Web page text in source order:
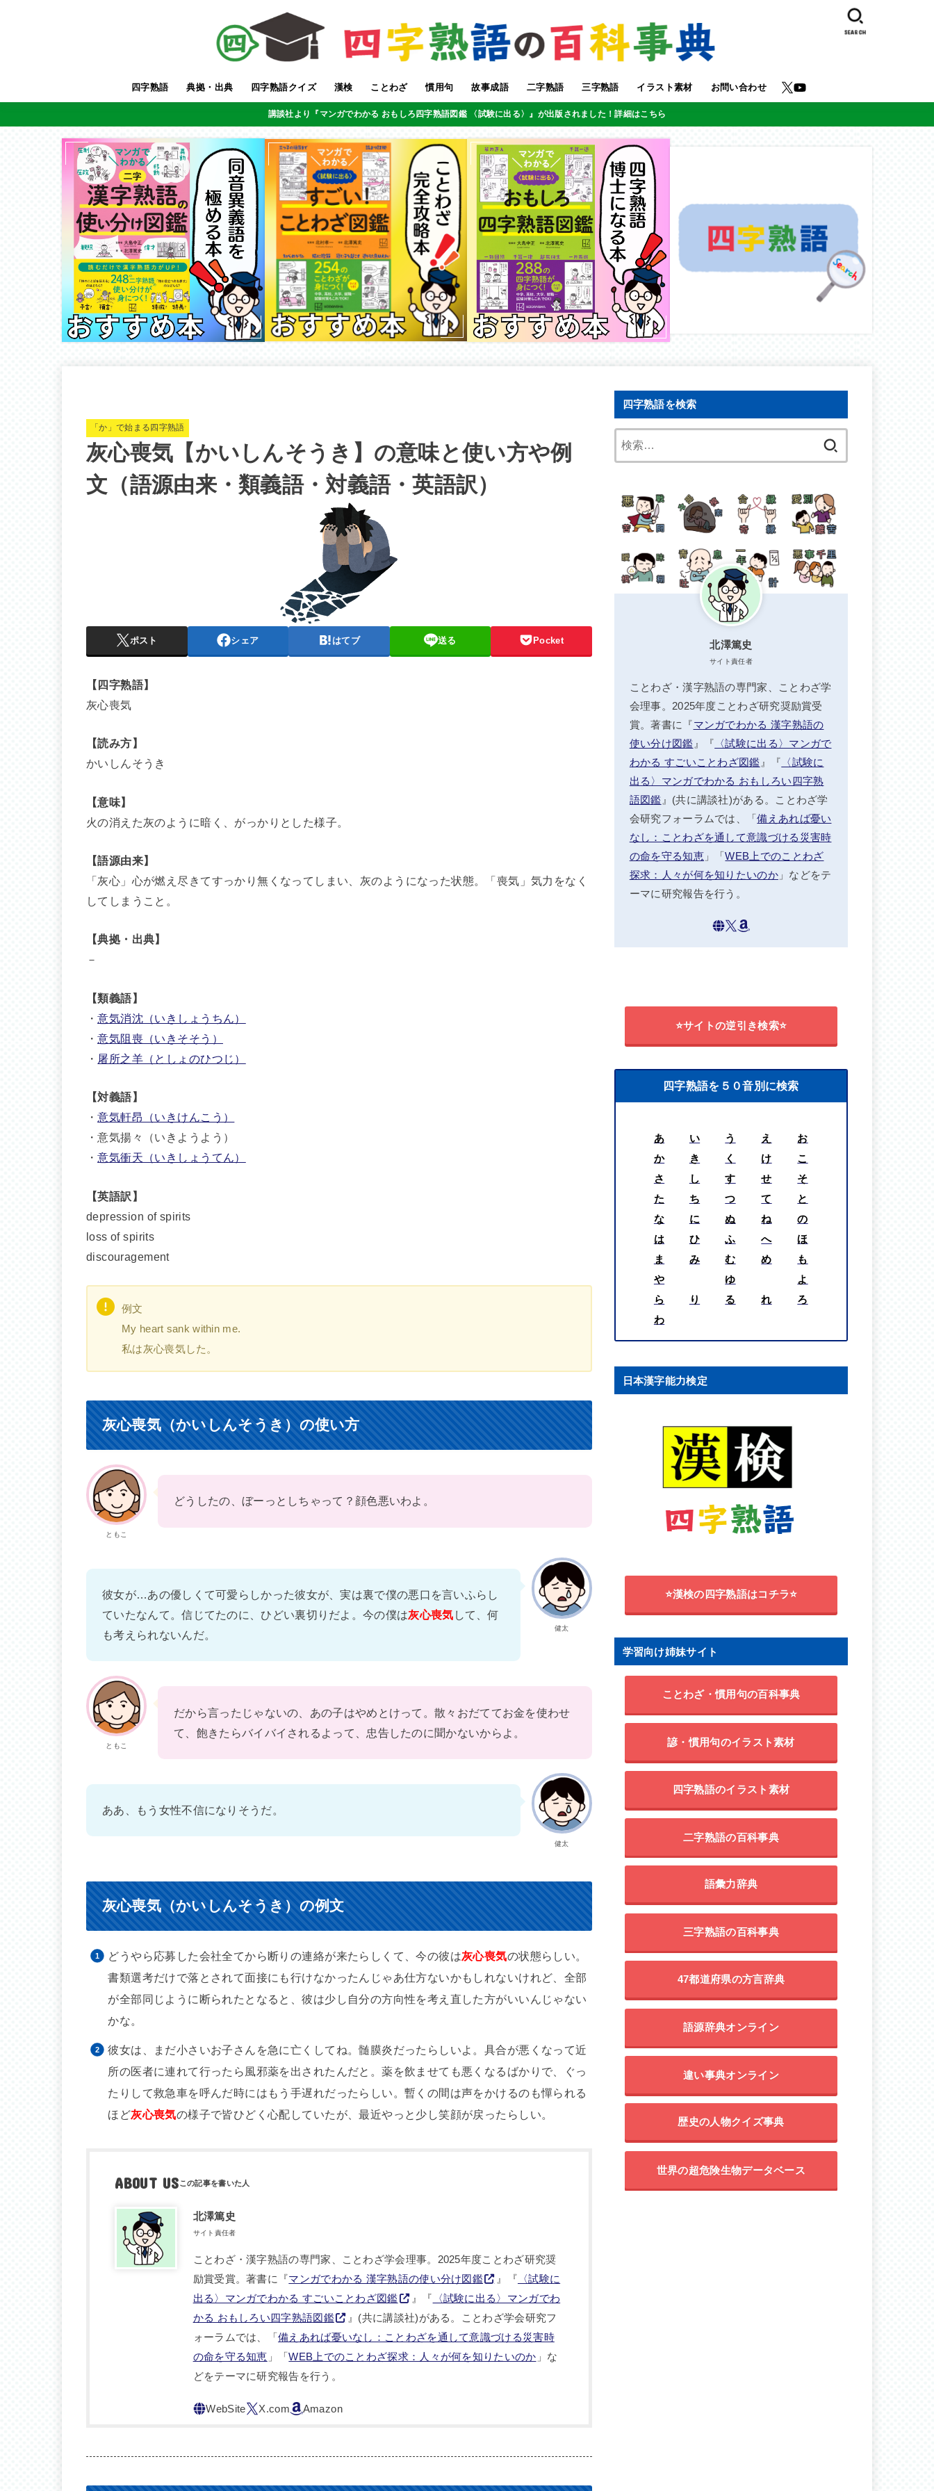
四字熟語 典拠・出典 四字熟語クイズ 漢検 ことわざ 慣用句 故事成語 二字熟語 三字熟語 イラスト素材 お問い合わせ
SEARCH
講談社より『マンガでわかる おもしろ四字熟語図鑑 〈試験に出る〉』が出版されました！詳細はこちら
「か」で始まる四字熟語
灰心喪気【かいしんそうき】の意味と使い方や例
文（語源由来・類義語・対義語・英語訳）
ポスト シェア はてブ 送る Pocket
【四字熟語】
灰心喪気
【読み方】
かいしんそうき
【意味】
火の消えた灰のように暗く、がっかりとした様子。
【語源由来】
「灰心」心が燃え尽きてすっかり無くなってしまい、灰のようになった状態。「喪気」気力をなく
してしまうこと。
【典拠・出典】
－
【類義語】
・意気消沈（いきしょうちん）
・意気阻喪（いきそそう）
・ 屠所之羊（としょのひつじ）
【対義語】
・意気軒昂（いきけんこう）
・意気揚々（いきようよう）
・意気衝天（いきしょうてん）
【英語訳】
depression of spirits
loss of spirits
discouragement
例文
My heart sank within me.
私は灰心喪気した。
灰心喪気（かいしんそうき）の使い方
ともこ
どうしたの、ぼーっとしちゃって？顔色悪いわよ。
健太
彼女が…あの優しくて可愛らしかった彼女が、実は裏で僕の悪口を言いふらし
ていたなんて。信じてたのに、ひどい裏切りだよ。今の僕は灰心喪気 して、何
も考えられないんだ。
ともこ
だから言ったじゃないの、あの子はやめとけって。散々おだててお金を使わせ
て、飽きたらバイバイされるよって、忠告したのに聞かないからよ。
健太
ああ、もう女性不信になりそうだ。
灰心喪気（かいしんそうき）の例文
どうやら応募した会社全てから断りの連絡が来たらしくて、今の彼は灰心喪気の状態らしい。
書類選考だけで落とされて面接にも行けなかったんじゃあ仕方ないかもしれないけれど、全部
が全部同じように断られたとなると、彼は少し自分の方向性を考え直した方がいいんじゃない
かな。
彼女は、まだ小さいお子さんを急に亡くしてね。髄膜炎だったらしいよ。具合が悪くなって近
所の医者に連れて行ったら風邪薬を出されたんだと。薬を飲ませても悪くなるばかりで、ぐっ
たりして救急車を呼んだ時にはもう手遅れだったらしい。暫くの間は声をかけるのも憚られる
ほど灰心喪気の様子で皆ひどく心配していたが、最近やっと少し笑顔が戻ったらしい。
ABOUT US
北澤篤史
サイト責任者
ことわざ・漢字熟語の専門家、ことわざ学会理事。2025年度ことわざ研究奨
励賞受賞。著書に『マンガでわかる 漢字熟語の使い分け図鑑 』『 〈試験に
出る〉マンガでわかる すごいことわざ図鑑
』『 〈試験に出る〉マンガでわ
かる おもしろい四字熟語図鑑
』(共に講談社)がある。ことわざ学会研究フ
ォーラムでは、「備えあれば憂いなし：ことわざを通して意識づける災害時
の命を守る知恵 」「WEB上でのことわざ探求：人々が何を知りたいのか 」な
どをテーマに研究報告を行う。
四字熟語を検索
北澤篤史
サイト責任者
ことわざ・漢字熟語の専門家、ことわざ学
会理事。2025年度ことわざ研究奨励賞受
賞。著書に『マンガでわかる 漢字熟語の
使い分け図鑑 』『 〈試験に出る〉マンガで
わかる すごいことわざ図鑑 』『 〈試験に
出る〉マンガでわかる おもしろい四字熟
語図鑑 』(共に講談社)がある。ことわざ学
会研究フォーラムでは、「備えあれば憂い
なし：ことわざを通して意識づける災害時
の命を守る知恵」「WEB上でのことわざ
探求：人々が何を知りたいのか」などをテ
ーマに研究報告を行う。
⭐サイトの逆引き検索⭐
四字熟語を５０音別に検索
あ い う え
お
か
き く け
こ
さ
し す せ
そ
た
ち つ て
と
な
に ぬ ね
の
は
ひ ふ へ
ほ
ま
み む め
も
や
ゆ
よ
ら
り る れ
ろ
わ
日本漢字能力検定
⭐漢検の四字熟語はコチラ⭐
学習向け姉妹サイト
ことわざ・慣用句の百科事典
諺・慣用句のイラスト素材
四字熟語のイラスト素材
二字熟語の百科事典
語彙力辞典
三字熟語の百科事典
47都道府県の方言辞典
語源辞典オンライン
違い事典オンライン
歴史の人物クイズ事典
世界の超危険生物データベース